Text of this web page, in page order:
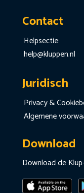
Contact
Helpsectie
help@kluppen.nl
Juridisch
Privacy &
Algemene
Download
Download de